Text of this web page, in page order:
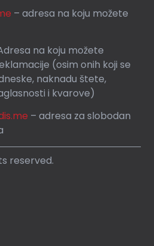
– adresa na koju možete
na koju možete
(osim onih koji se
naknadu štete,
i kvarove)
– adresa za slobodan
reserved.